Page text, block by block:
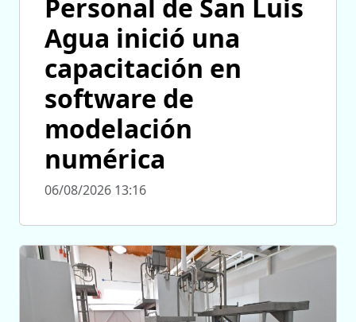
Personal de San Luis
Agua inició una
capacitación en
software de
modelación
numérica
06/08/2026 13:16